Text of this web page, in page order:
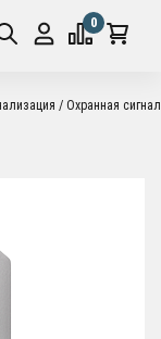
0
Охранная